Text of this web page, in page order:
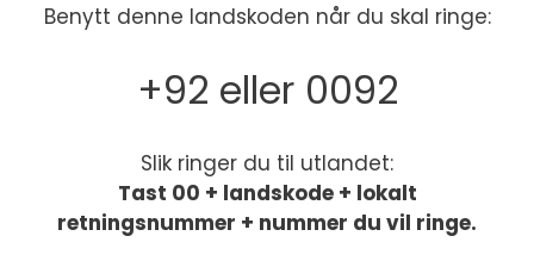
Benytt denne landskoden når du skal ringe:
+92 eller 0092
Slik ringer du til utlandet:
Tast 00 + landskode + lokalt
retningsnummer + nummer du vil ringe.